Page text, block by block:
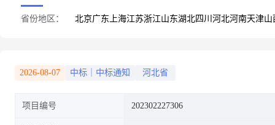
省份地区： 北京广东 上海江苏浙江山东湖北四川 河北河南天津山
2026-08-07 中标｜中标通知 河北省
项目编号 202302227306